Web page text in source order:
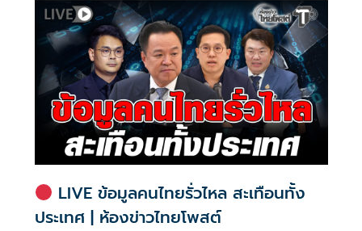
LIVE ข้อมูลคนไทยรั่วไหล สะเทือนทั้ง
ประเทศ | ห้องข่าวไทยโพสต์